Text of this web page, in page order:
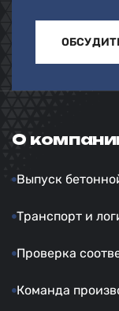
О
Выпуск
Транспорт и
Проверка
Команда